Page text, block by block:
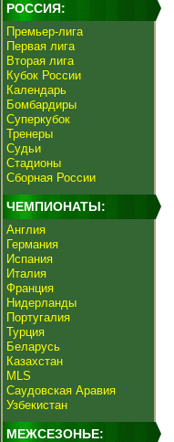
РОССИЯ:
Премьер-лига
Первая лига
Вторая лига
Кубок России
Календарь
Бомбардиры
Суперкубок
Тренеры
Судьи
Стадионы
Сборная России
ЧЕМПИОНАТЫ:
Англия
Германия
Испания
Италия
Франция
Нидерланды
Португалия
Турция
Беларусь
Казахстан
MLS
Саудовская Аравия
Узбекистан
МЕЖСЕЗОНЬЕ: